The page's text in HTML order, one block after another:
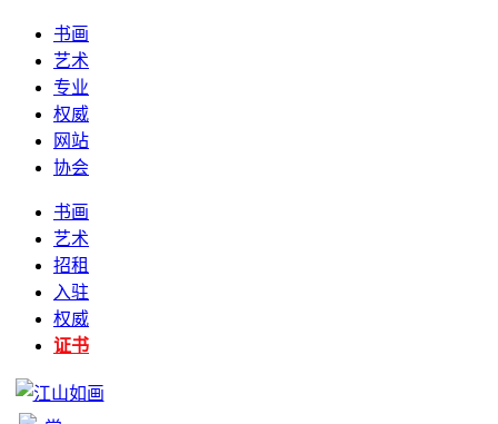
书画
艺术
专业
权威
网站
协会
书画
艺术
招租
入驻
权威
证书